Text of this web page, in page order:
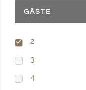
GÄSTE
2
3
4